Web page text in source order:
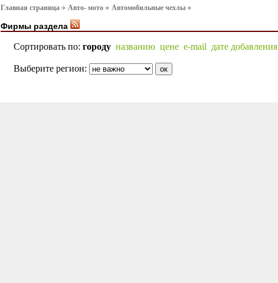
Главная страница Авто- мото Автомобильные чехлы
Фирмы раздела
Сортировать по: городу названию цене e-mail дате добавления
Выберите регион: